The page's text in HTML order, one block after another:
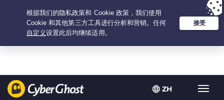
ZH
Your choice:The Best Dealfor 2.1666666666667-years at $2.19
/month